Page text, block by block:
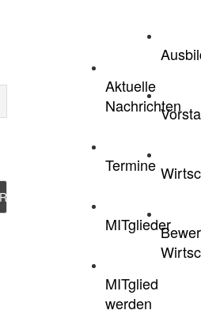
Aktuelle
Nachrichten
Termine
MITglieder
MITglied
werden